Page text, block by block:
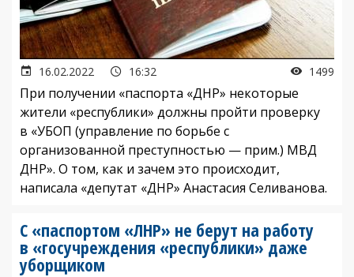
16.02.2022 16:32 1499
​​При получении «паспорта «ДНР» некоторые
жители «республики» должны пройти проверку
в «УБОП (управление по борьбе с
организованной преступностью — прим.) МВД
ДНР». О том, как и зачем это происходит,
написала «депутат «ДНР» Анастасия Селиванова.
С «паспортом «ЛНР» не берут на работу
в «госучреждения «республики» даже
уборщиком